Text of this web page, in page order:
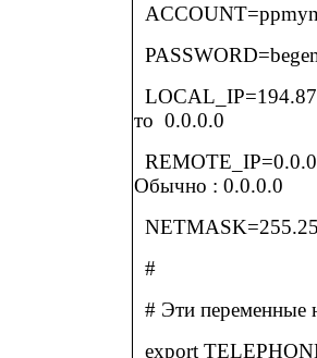
PASSWORD=
то 0.0.0.0
Обычно : 0.0.0.0
#
# Эти переменные
export